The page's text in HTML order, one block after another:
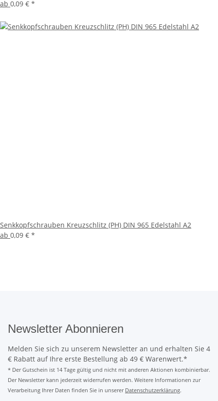
ab 0,09 € *
Senkkopfschrauben Kreuzschlitz (PH) DIN 965 Edelstahl A2
ab 0,09 € *
Newsletter Abonnieren
Melden Sie sich zu unserem Newsletter an und erhalten Sie 4
€ Rabatt auf Ihre erste Bestellung ab 49 € Warenwert.*
* Der Gutschein ist 14 Tage gültig und nicht mit anderen Aktionen kombinierbar.
Der Newsletter kann jederzeit widerrufen werden. Weitere Informationen zur
Verarbeitung Ihrer Daten finden Sie in unserer Datenschutzerklärung.